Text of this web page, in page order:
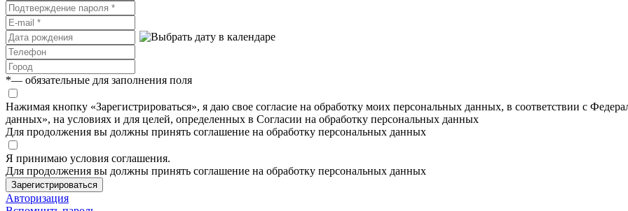
*— обязательные для заполнения поля
Нажимая кнопку «Зарегистрироваться», я даю свое согласие на обработку моих персональных данных, в соответствии с
данных», на условиях и для целей, определенных в Согласии на обработку персональных данных
Для продолжения вы должны принять соглашение на обработку персональных данных
Я принимаю условия соглашения.
Для продолжения вы должны принять соглашение на обработку персональных данных
Зарегистрироваться
Авторизация